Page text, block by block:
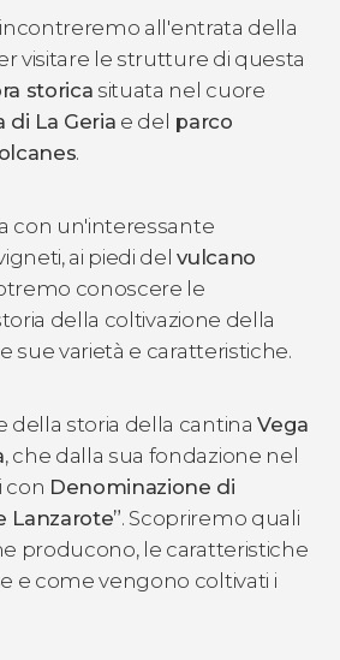
incontreremo all'entrata della
visitare le strutture di questa
storica situata nel cuore
La Geria e del parco
.
con un'interessante
ai piedi delvulcano
conoscere le
della coltivazione della
sue varietà e caratteristiche.
della storia della cantinaVega
, che dalla sua fondazione nel
con Denominazione di
Lanzarote”. Scopriremo quali
producono, le caratteristiche
e come vengono coltivati i